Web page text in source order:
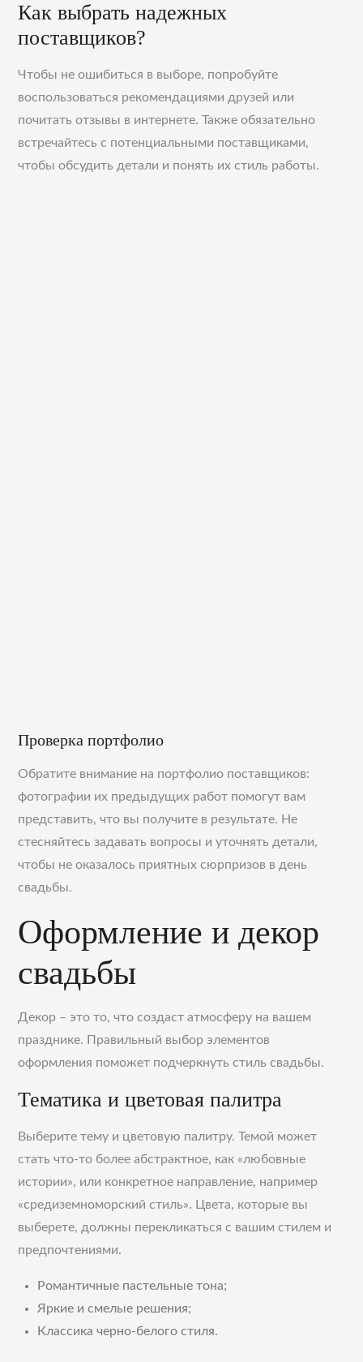
Как выбрать надежных
поставщиков?
Чтобы не ошибиться в выборе, попробуйте
воспользоваться рекомендациями друзей или
почитать отзывы в интернете. Также обязательно
встречайтесь с потенциальными поставщиками,
чтобы обсудить детали и понять их стиль работы.
Проверка портфолио
Обратите внимание на портфолио поставщиков:
фотографии их предыдущих работ помогут вам
представить, что вы получите в результате. Не
стесняйтесь задавать вопросы и уточнять детали,
чтобы не оказалось приятных сюрпризов в день
свадьбы.
Оформление и декор
свадьбы
Декор – это то, что создаст атмосферу на вашем
празднике. Правильный выбор элементов
оформления поможет подчеркнуть стиль свадьбы.
Тематика и цветовая палитра
Выберите тему и цветовую палитру. Темой может
стать что-то более абстрактное, как «любовные
истории», или конкретное направление, например
«средиземноморский стиль». Цвета, которые вы
выберете, должны перекликаться с вашим стилем и
предпочтениями.
Романтичные пастельные тона;
Яркие и смелые решения;
Классика черно-белого стиля.